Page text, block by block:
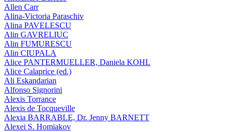
Allen Carr
Alina-Victoria Paraschiv
Alina PAVELESCU
Alin GAVRELIUC
Alin FUMURESCU
Alin CIUPALA
Alice PANTERMUELLER, Daniela KOHL
Alice Calaprice (ed.)
Ali Eskandarian
Alfonso Signorini
Alexis Torrance
Alexis de Tocqueville
Alexia BARRABLE, Dr. Jenny BARNETT
Alexei S. Homiakov